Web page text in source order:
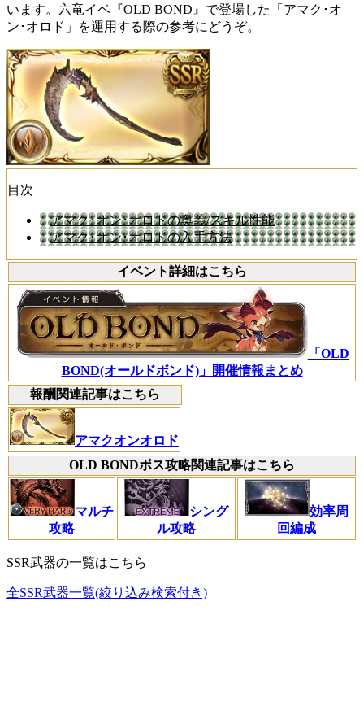
います。六竜イベ『OLD BOND』で登場した「アマク･オ
ン･オロド」を運用する際の参考にどうぞ。
目次
アマク･オン･オロドの奥義/スキル性能
アマク･オン･オロドの入手方法
イベント詳細はこちら
「OLD
BOND(オールドボンド)」開催情報まとめ
報酬関連記事はこちら
アマクオンオロド
OLD BONDボス攻略関連記事はこちら
マルチ
攻略
シング
ル攻略
効率周
回編成
SSR武器の一覧はこちら
全SSR武器一覧(絞り込み検索付き)